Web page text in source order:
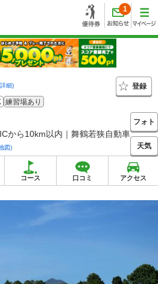
1
細)
登録
練習場あり
から10km以内｜舞鶴若狭自動車
図)
フォト
天気
コース 口コミ アクセス